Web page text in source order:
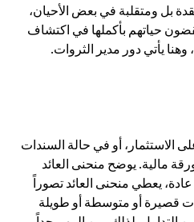
بل ومتقلبة في بعض الأحيان،
حياتهم بأكملها في اكتشاف
يأتي دور مدير الثروات.
على الاستثمار، أو في حالة السندات
مالية. يوضح منحنى العائد
يعطي منحنى العائد تصوراً
قصيرة أو متوسطة أو طويلة